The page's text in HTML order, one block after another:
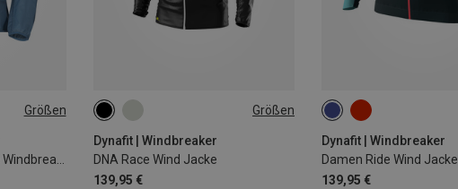
Größen
Damen Y LightLine Pure Windbreaker Jacke
Größen
Dynafit | Windbreaker
DNA Race Wind Jacke
139,95 €
XS S
Dynafit | Windbreaker
Damen Ride Wind Jacke
139,95 €
XS S